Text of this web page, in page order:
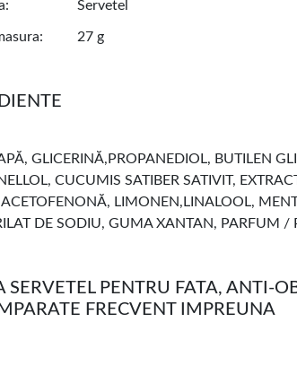
Servetel
27 g
GLICERINĂ,PROPANEDIOL, BUTILEN
CUCUMIS SATIBER SATIVIT,
LIMONEN,LINALOOL,
DE SODIU, GUMA XANTAN, PARFUM /
SERVETEL PENTRU FATA, ANTI-
FRECVENT IMPREUNA